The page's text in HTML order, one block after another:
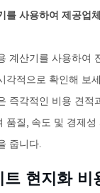
를 사용하여 제공업
계산기를 사용하여
각적으로 확인해 보
즉각적인 비용 견적
품질, 속도 및 경제성
줍니다.
현지화 비